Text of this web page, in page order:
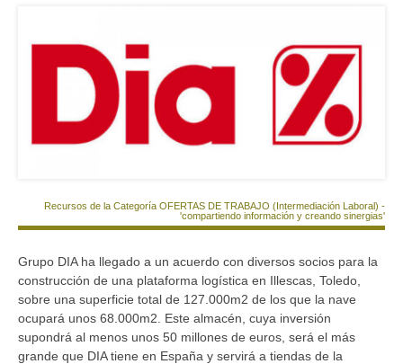
Recursos de la Categoría OFERTAS DE TRABAJO (Intermediación Laboral) -
'compartiendo información y creando sinergias'
Grupo DIA ha llegado a un acuerdo con diversos socios para la
construcción de una plataforma logística en Illescas, Toledo,
sobre una superficie total de 127.000m2 de los que la nave
ocupará unos 68.000m2. Este almacén, cuya inversión
supondrá al menos unos 50 millones de euros, será el más
grande que DIA tiene en España y servirá a tiendas de la